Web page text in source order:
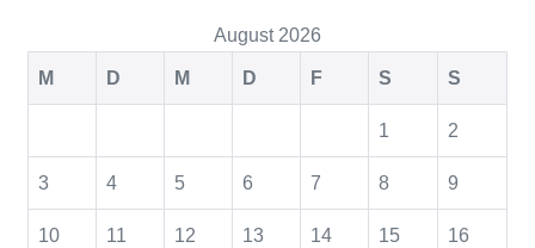
August 2026
M D M D F S S
1 2
3 4 5 6 7 8 9
10 11 12 13 14 15 16